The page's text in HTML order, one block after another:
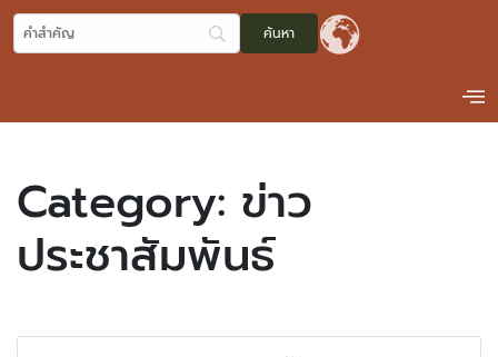
Category: ข่าว
ประชาสัมพันธ์